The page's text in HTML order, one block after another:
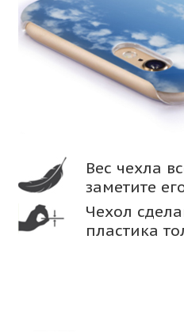
Вес чехла
заметите
Чехол
пластика